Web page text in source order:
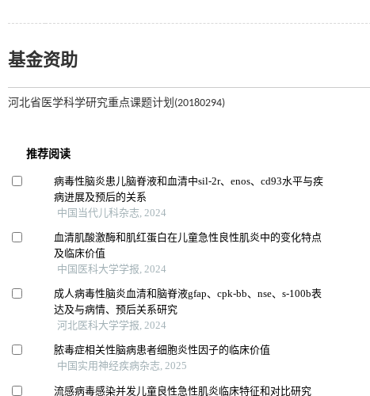
基金资助
河北省医学科学研究重点课题计划(20180294)